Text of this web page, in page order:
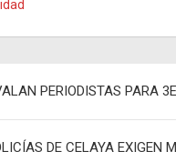
PERIODISTAS PARA
DE CELAYA EXIGEN